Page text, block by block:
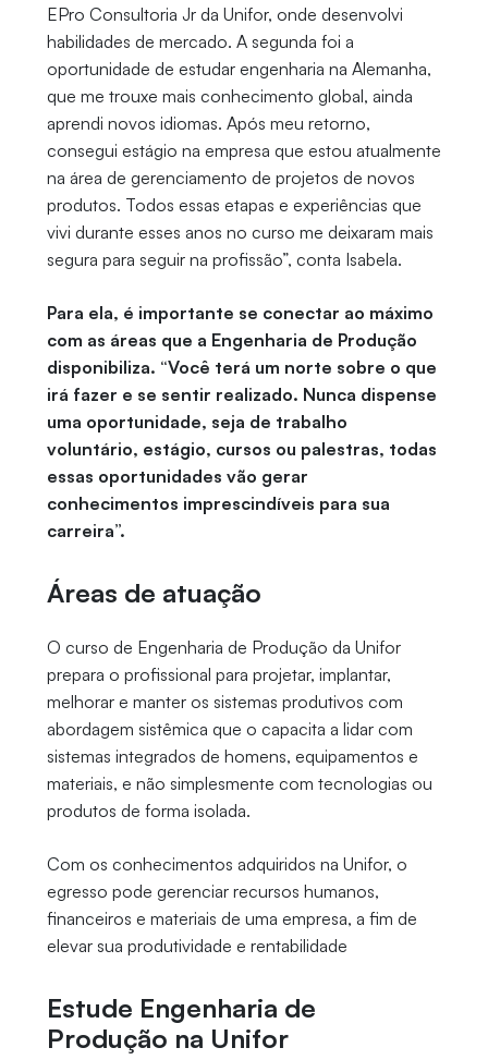
EPro Consultoria Jr da Unifor, onde desenvolvi
habilidades de mercado. A segunda foi a
oportunidade de estudar engenharia na Alemanha,
que me trouxe mais conhecimento global, ainda
aprendi novos idiomas. Após meu retorno,
consegui estágio na empresa que estou atualmente
na área de gerenciamento de projetos de novos
produtos. Todos essas etapas e experiências que
vivi durante esses anos no curso me deixaram mais
segura para seguir na profissão”, conta Isabela.
Para ela, é importante se conectar ao máximo
com as áreas que a Engenharia de Produção
disponibiliza. “Você terá um norte sobre o que
irá fazer e se sentir realizado. Nunca dispense
uma oportunidade, seja de trabalho
voluntário, estágio, cursos ou palestras, todas
essas oportunidades vão gerar
conhecimentos imprescindíveis para sua
carreira”.
Áreas de atuação
O curso de Engenharia de Produção da Unifor
prepara o profissional para projetar, implantar,
melhorar e manter os sistemas produtivos com
abordagem sistêmica que o capacita a lidar com
sistemas integrados de homens, equipamentos e
materiais, e não simplesmente com tecnologias ou
produtos de forma isolada.
Com os conhecimentos adquiridos na Unifor, o
egresso pode gerenciar recursos humanos,
financeiros e materiais de uma empresa, a fim de
elevar sua produtividade e rentabilidade
Estude Engenharia de
Produção na Unifor